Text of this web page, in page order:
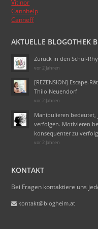
Vitinor
Cannhelp
Canneff
AKTUELLE BLOGOTHEK
Zurück in den Schul-
vor 2 Jahren
[REZENSION] Escape-
Thilo Neuendorf
vor 2 Jahren
Manipulieren bedeutet,
verfolgen. Motivieren
konsequenter zu
vor 2 Jahren
KONTAKT
Bei Fragen kontaktiere uns
kontakt@blogheim.at